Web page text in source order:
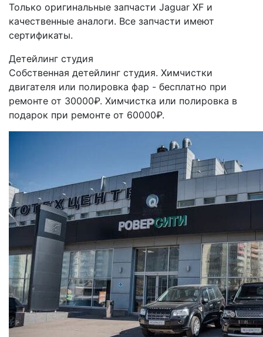
Только оригинальные запчасти Jaguar XF и
качественные аналоги. Все запчасти имеют
сертификаты.
Детейлинг студия
Собственная детейлинг студия. Химчистки
двигателя или полировка фар - бесплатно при
ремонте от 30000₽. Химчистка или полировка в
подарок при ремонте от 60000₽.